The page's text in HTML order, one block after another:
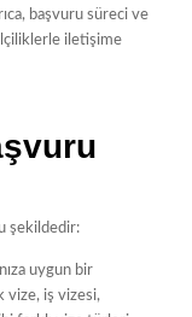
başvuru süreci ve
iletişime
şekildedir:
uygun bir
vize, iş vizesi,